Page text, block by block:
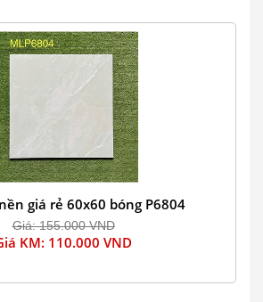
giá rẻ 60x60 bóng P6804
Giá: 155.000 VND
KM: 110.000 VND